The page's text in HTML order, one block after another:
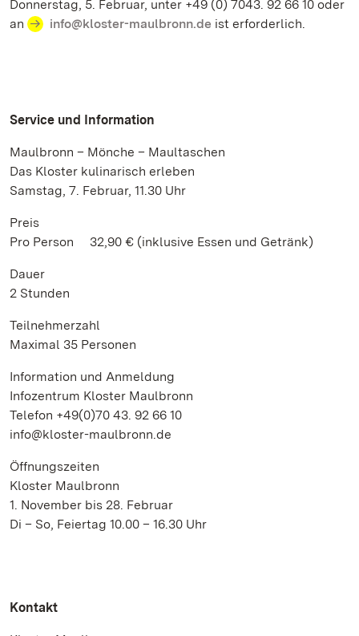
Donnerstag, 5. Februar, unter +49 (0) 7043. 92 66 10 oder
an
info@kloster-maulbronn.de ist erforderlich.
Service und Information
Maulbronn – Mönche – Maultaschen
Das Kloster kulinarisch erleben
Samstag, 7. Februar, 11.30 Uhr
Preis
Pro Person 32,90 € (inklusive Essen und Getränk)
Dauer
2 Stunden
Teilnehmerzahl
Maximal 35 Personen
Information und Anmeldung
Infozentrum Kloster Maulbronn
Telefon +49(0)70 43. 92 66 10
info@kloster-maulbronn.de
Öffnungszeiten
Kloster Maulbronn
1. November bis 28. Februar
Di – So, Feiertag 10.00 – 16.30 Uhr
Kontakt